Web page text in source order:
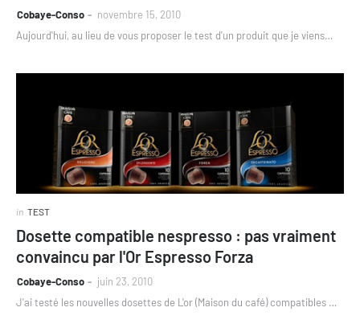
Cobaye-Conso
novembre 15, 2010
Aujourd'hui, au lieu de vous proposer le test d'un produit que je viens…
in TEST
Dosette compatible nespresso : pas vraiment
convaincu par l'Or Espresso Forza
Cobaye-Conso
juin 23, 2010
J'ai testé les nouvelles dosettes de L'or (Maison du café) compatibles …